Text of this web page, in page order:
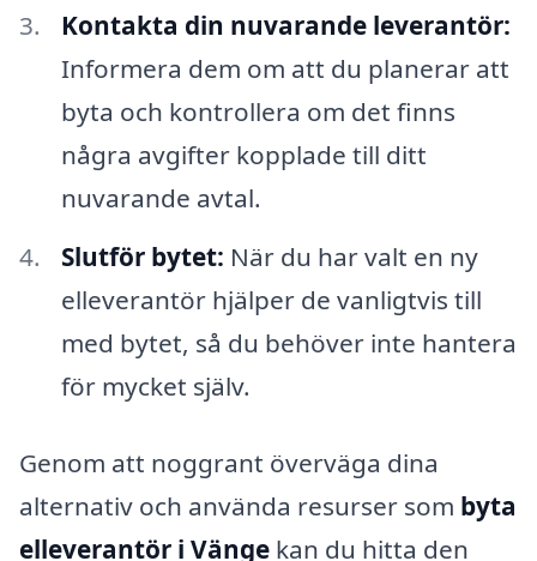
Kontakta din nuvarande leverantör:
Informera dem om att du planerar att
byta och kontrollera om det finns
några avgifter kopplade till ditt
nuvarande avtal.
Slutför bytet: När du har valt en ny
elleverantör hjälper de vanligtvis till
med bytet, så du behöver inte hantera
för mycket själv.
Genom att noggrant överväga dina
alternativ och använda resurser som byta
elleverantör i Vänge kan du hitta den